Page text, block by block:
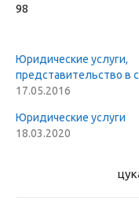
98
Юридические услуги,
представительство в
17.05.2016
Юридические услуги
18.03.2020